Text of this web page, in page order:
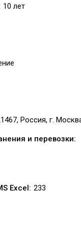
10 лет
Россия, г.
и перевозки:
Excel: 233